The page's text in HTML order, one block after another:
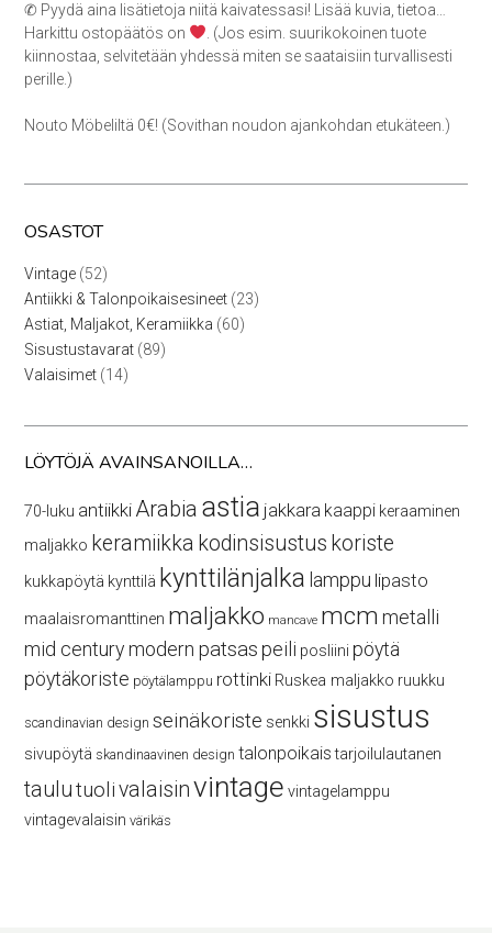
✆ Pyydä aina lisätietoja niitä kaivatessasi! Lisää kuvia, tietoa…
Harkittu ostopäätös on
. (Jos esim. suurikokoinen tuote
kiinnostaa, selvitetään yhdessä miten se saataisiin turvallisesti
perille.)
Nouto Möbeliltä 0€! (Sovithan noudon ajankohdan etukäteen.)
OSASTOT
Vintage 5252
tuotetta
Antiikki & Talonpoikaisesineet 2323
Astiat, Maljakot, Keramiikka 6060
Sisustustavarat 8989
Valaisimet 1414
LÖYTÖJÄ AVAINSANOILLA…
70-luku antiikki Arabia astia jakkara kaappi keraaminen
maljakko keramiikka kodinsisustus koriste
kukkapöytä kynttilä kynttilänjalka lamppu lipasto
maalaisromanttinen maljakko mancave mcm metalli
mid century modern patsaspeili posliini pöytä
pöytäkoriste pöytälamppu rottinki Ruskea maljakko ruukku
scandinavian design seinäkoriste senkki sisustus
sivupöytä skandinaavinen design talonpoikais tarjoilulautanen
taulutuolivalaisinvintage vintagelamppu
vintagevalaisin värikäs